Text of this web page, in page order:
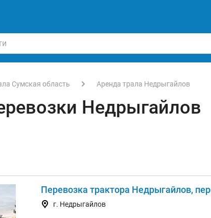
Сумская область Аренда трала Недрыгайлов
Недрыгайлов
Перевозка трактора Недрыгайлов,
г. Недрыгайлов